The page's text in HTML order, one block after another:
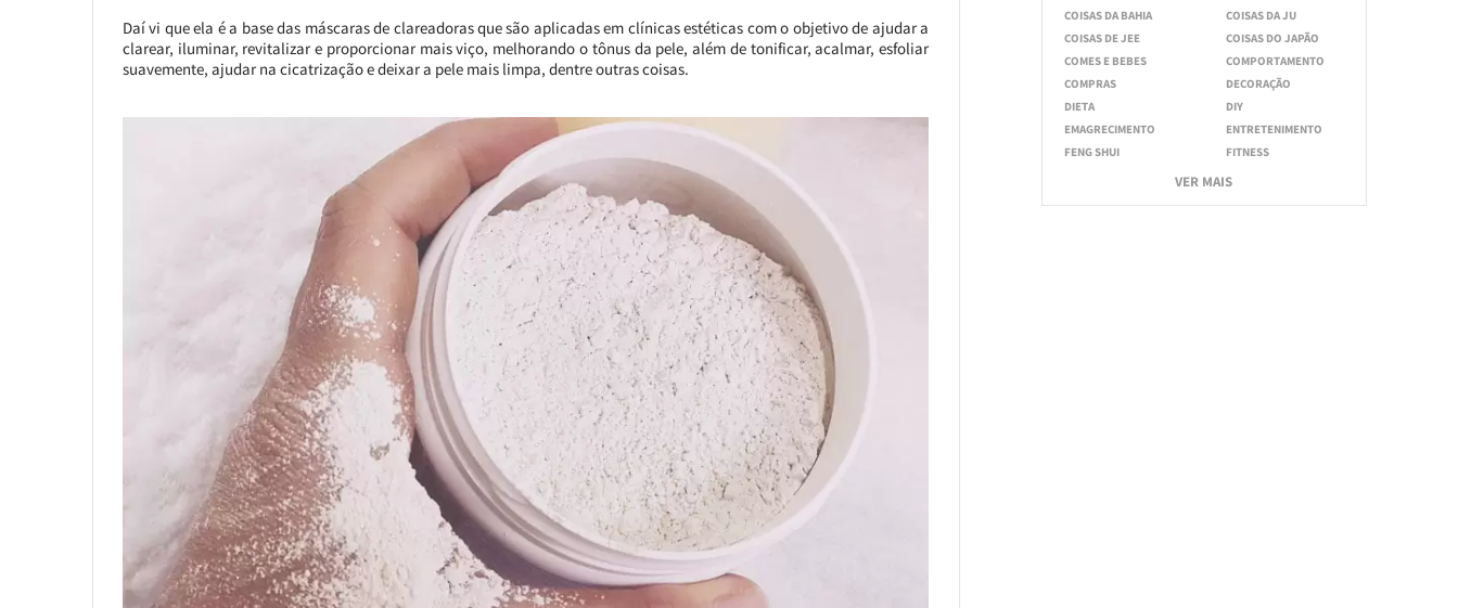
Daí vi que ela é a base das máscaras de clareadoras que são aplicadas em clínicas estéticas com o objetivo de ajudar a
clarear, iluminar, revitalizar e proporcionar mais viço, melhorando o tônus da pele, além de tonificar, acalmar, esfoliar
suavemente, ajudar na cicatrização e deixar a pele mais limpa, dentre outras coisas.
COISAS DA BAHIA
COISAS DA JU
COISAS DE JEE
COISAS DO JAPÃO
COMES E BEBES
COMPORTAMENTO
COMPRAS
DECORAÇÃO
DIETA
DIY
EMAGRECIMENTO
ENTRETENIMENTO
FENG SHUI
FITNESS
VER MAIS